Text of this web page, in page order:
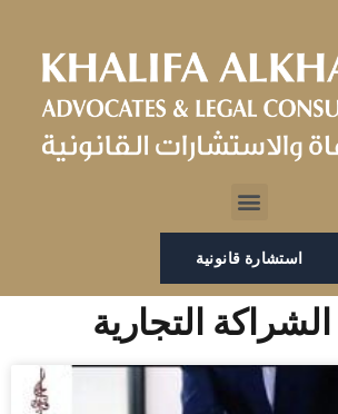
Menu
استشارة قانونية